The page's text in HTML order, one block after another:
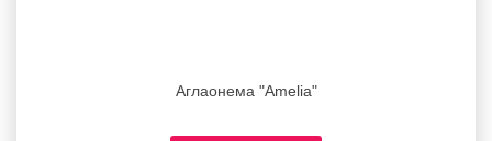
Аглаонема "Amelia"